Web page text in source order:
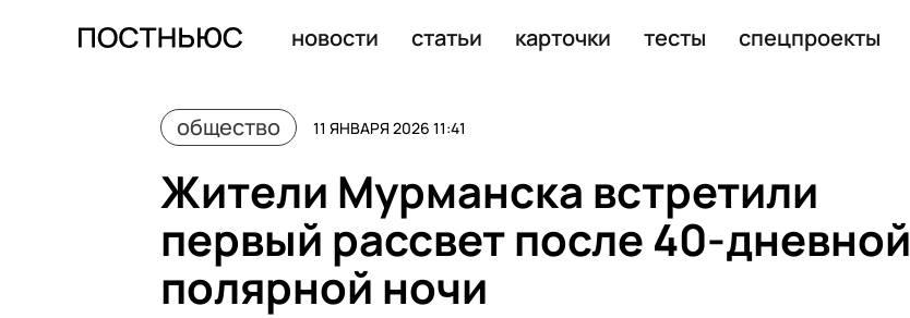
новости статьи карточки тесты спецпроекты
общество 11 ЯНВАРЯ 2026 11:41
Жители Мурманска встретили
первый рассвет после 40-дневной
полярной ночи